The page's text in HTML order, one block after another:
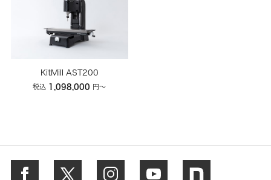
KitMill AST200
税込 1,098,000 円〜